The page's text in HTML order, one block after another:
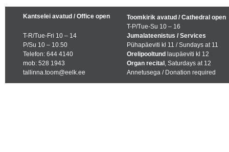
Kantselei avatud / Office open
T-R/Tue-Fri 10 – 14
P/Su 10 – 10.50
Telefon: 644 4140
mob: 528 1943
tallinna.toom@eelk.ee
Toomkirik avatud / Cathedral open
T-P/Tue-Su 10 – 16
Jumalateenistus / Services
Pühapäeviti kl 11 / Sundays at 11
Orelipooltund laupäeviti kl 12
Organ recital , Saturdays at 12
Annetusega / Donation required